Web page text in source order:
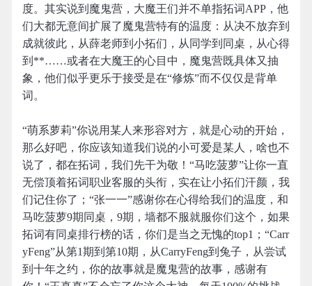
度。其实说到魔鬼营，大魔王们并不单指拓词APP，他
们大都无意间扩展了魔鬼营特有的温度：从决不放弃到
成就彼此，从薛老师到小拓们，从同学到同桌，从心得
到**……或者在大魔王的心目中，魔鬼营既具体又抽
象，他们似乎更乐于接受是在“修炼”而不仅仅是背单
词。
“萌系萝莉”你说用某人来形容对方，就是心动的开始，
那么好吧，你应该知道我们说的小可爱是某人，啥也不
说了，都在拓词，我们先干为敬！“马吃菠萝”让你一直
无偿顶着拓词职业客服的头衔，实在让小拓们汗颜，我
们记住你了；“张一一”感谢你在心得给我们的温度，和
马吃菠萝9期同桌，9期，墙都不服就服你们这个，如果
拓词有同桌排行榜的话，你们是当之无愧的top1；“Carr
yFeng”从第1期到第10期，从CarryFeng到兔子，从尝试
到十年之约，你的故事就是魔鬼营的故事，感谢有